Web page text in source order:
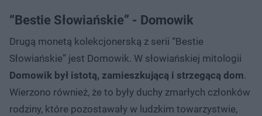
“Bestie Słowiańskie” - Domowik
Drugą monetą kolekcjonerską z serii “Bestie
Słowiańskie” jest Domowik. W słowiańskiej mitologii
Domowik był istotą, zamieszkującą i strzegącą dom.
Wierzono również, że to były duchy zmarłych członków
rodziny, które pozostawały w ludzkim towarzystwie,